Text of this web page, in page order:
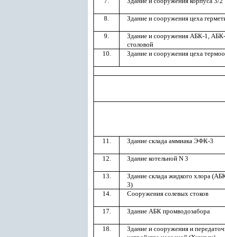
8. Здание и сооружения цеха
9.
Здание и сооружения АБК-1,
столовой
10.
Здание и сооружения цеха
11. Здание склада аммиака ЭФК-3
12. Здание котельной N 3
13.
Здание склада жидкого хлора
3)
14.
Сооружения солевых стоков
17. Здание АБК промводозабора
18.
Здание и сооружения и